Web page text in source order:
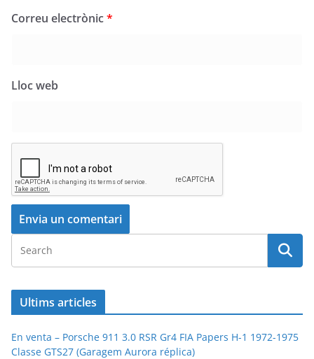
Correu electrònic*
Lloc web
Ultims articles
En venta – Porsche 911 3.0 RSR Gr4 FIA Papers H-1 1972-1975
Classe GTS27 (Garagem Aurora réplica)